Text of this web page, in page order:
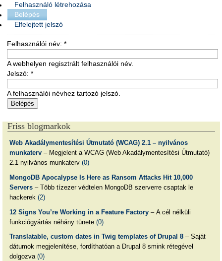
Felhasználó létrehozása
Belépés
Elfelejtett jelszó
Felhasználói név: *
A webhelyen regisztrált felhasználói név.
Jelszó: *
A felhasználói névhez tartozó jelszó.
Friss blogmarkok
Web Akadálymentesítési Útmutató (WCAG) 2.1 – nyilvános
munkaterv– Megjelent a WCAG (Web Akadálymentesítési Útmutató)
2.1 nyilvános munkaterv (0)
MongoDB Apocalypse Is Here as Ransom Attacks Hit 10,000
Servers– Több tízezer védtelen MongoDB szerverre csaptak le
hackerek (2)
12 Signs You’re Working in a Feature Factory– A cél nélküli
funkciógyártás néhány tünete (0)
Translatable, custom dates in Twig templates of Drupal 8– Saját
dátumok megjelenítése, fordíthatóan a Drupal 8 smink rétegével
dolgozva (0)